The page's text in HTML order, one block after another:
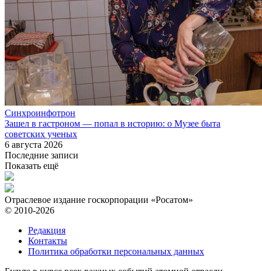
Синхроинфотрон
Зашел в гастроном — попал в историю: о Музее быта
советских ученых
6 августа 2026
Последние записи
Показать ещё
Отраслевое издание госкорпорации «Росатом»
© 2010-2026
Редакция
Контакты
Политика обработки персональных данных